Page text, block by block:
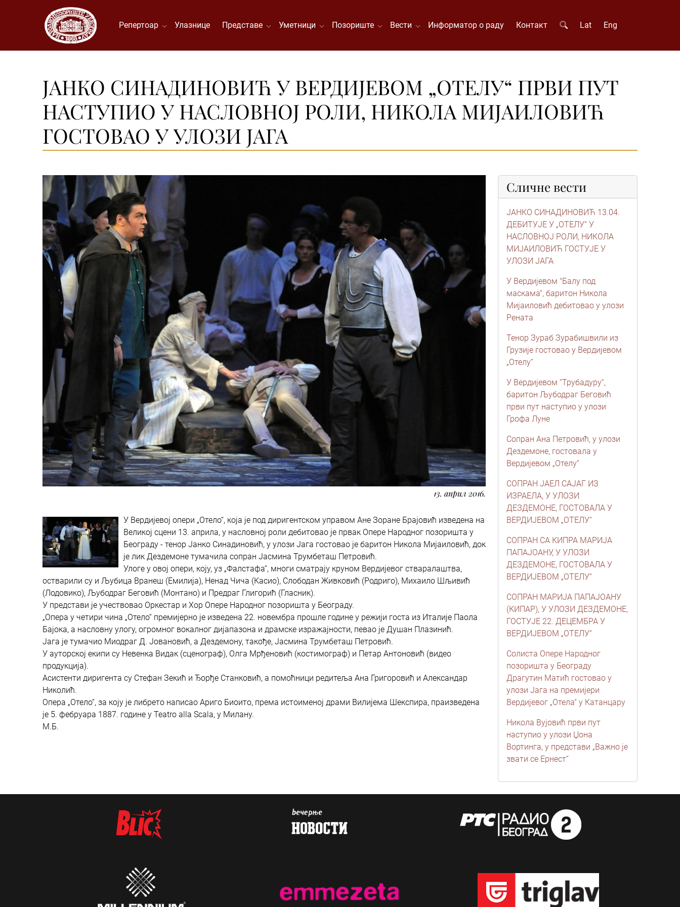
Репертоар Улазнице Представе Уметници Позориште Вести Информатор о раду Контакт Lat Eng
ЈАНКО СИНАДИНОВИЋ У ВЕРДИЈЕВОМ „ОТЕЛУ“ ПРВИ ПУТ
НАСТУПИО У НАСЛОВНОЈ РОЛИ, НИКОЛА МИЈАИЛОВИЋ
ГОСТОВАО У УЛОЗИ ЈАГА
13. април 2016.
У Вердијевој опери „Отело“, која је под диригентском управом Ане Зоране Брајовић изведена на
Великој сцени 13. априла, у насловној роли дебитовао је првак Опере Народног позоришта у
Београду - тенор Јанко Синадиновић, у улози Јага гостовао је баритон Никола Мијаиловић, док
је лик Дездемоне тумачила сопран Јасмина Трумбеташ Петровић.
Улоге у овој опери, коју, уз „Фалстафа“, многи сматрају круном Вердијевог стваралаштва,
остварили су и Љубица Вранеш (Емилија), Ненад Чича (Касио), Слободан Живковић (Родриго), Михаило Шљивић
(Лодовико), Љубодраг Беговић (Монтано) и Предраг Глигорић (Гласник).
У представи је учествовао Оркестар и Хор Опере Народног позоришта у Београду.
„Опера у четири чина „Отело“ премијерно је изведена 22. новембра прошле године у режији госта из Италије Паола
Бајока, а насловну улогу, огромног вокалног дијапазона и драмске изражајности, певао је Душан Плазинић.
Јага је тумачио Миодраг Д. Јовановић, а Дездемону, такође, Јасмина Трумбеташ Петровић.
У ауторској екипи су Невенка Видак (сценограф), Олга Мрђеновић (костимограф) и Петар Антоновић (видео
продукција).
Асистенти диригента су Стефан Зекић и Ђорђе Станковић, а помоћници редитеља Ана Григоровић и Александар
Николић.
Опера „Отело”, за коју је либрето написао Ариго Биоито, према истоименој драми Вилијема Шекспира, праизведена
је 5. фебруара 1887. године у Teatro alla Scala, у Милану.
М.Б.
Сличне вести
ЈАНКО СИНАДИНОВИЋ 13.04.
ДЕБИТУЈЕ У „ОТЕЛУ“ У
НАСЛОВНОЈ РОЛИ, НИКОЛА
МИЈАИЛОВИЋ ГОСТУЈЕ У
УЛОЗИ ЈАГА
У Вердијевом "Балу под
маскама", баритон Никола
Мијаиловић дебитовао у улози
Рената
Тенор Зураб Зурабишвили из
Грузије гостовао у Вердијевом
„Отелу“
У Вердијевом “Трубадуру“,
баритон Љубодраг Беговић
први пут наступио у улози
Грофа Луне
Сопран Ана Петровић, у улози
Дездемоне, гостовала у
Вердијевом „Отелу“
СОПРАН ЈАЕЛ САЈАГ ИЗ
ИЗРАЕЛА, У УЛОЗИ
ДЕЗДЕМОНЕ, ГОСТОВАЛА У
ВЕРДИЈЕВОМ „ОТЕЛУ“
СОПРАН СА КИПРА МАРИЈА
ПАПАЈОАНУ, У УЛОЗИ
ДЕЗДЕМОНЕ, ГОСТОВАЛА У
ВЕРДИЈЕВОМ „ОТЕЛУ“
СОПРАН МАРИЈА ПАПАЈОАНУ
(КИПАР), У УЛОЗИ ДЕЗДЕМОНЕ,
ГОСТУЈЕ 22. ДЕЦЕМБРА У
ВЕРДИЈЕВОМ „ОТЕЛУ“
Солиста Опере Народног
позоришта у Београду
Драгутин Матић гостовао у
улози Јага на премијери
Вердијевог „Отела“ у Катанцару
Никола Вујовић први пут
наступио у улози Џона
Вортинга, у представи „Важно је
звати се Ернест“